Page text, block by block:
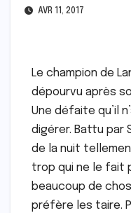
AVR 11, 2017
Le champion de
dépourvu après
Une défaite qu’il
digérer. Battu par
de la nuit
trop qui ne le fait
beaucoup de
préfère les taire.